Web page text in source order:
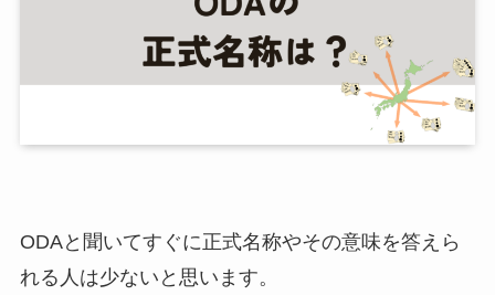
ODAと聞いてすぐに正式名称やその意味を答えら
れる人は少ないと思います。